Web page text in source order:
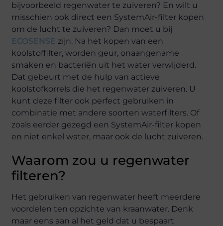
bijvoorbeeld regenwater te zuiveren? En wilt u
misschien ook direct een SystemAir-filter kopen
om de lucht te zuiveren? Dan moet u bij
ECOSENSE zijn. Na het kopen van een
koolstoffilter, worden geur, onaangename
smaken en bacteriën uit het water verwijderd.
Dat gebeurt met de hulp van actieve
koolstofkorrels die het regenwater zuiveren. U
kunt deze filter ook perfect gebruiken in
combinatie met andere soorten waterfilters. Of
zoals eerder gezegd een SystemAir-filter kopen
en niet enkel water, maar ook de lucht zuiveren.
Waarom zou u regenwater
filteren?
Het gebruiken van regenwater heeft meerdere
voordelen ten opzichte van kraanwater. Denk
maar eens aan al het geld dat u bespaart